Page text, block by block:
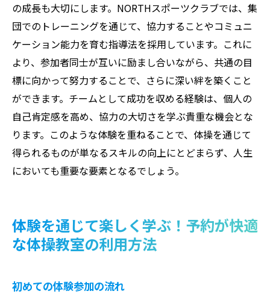
の成長も大切にします。NORTHスポーツクラブでは、集
団でのトレーニングを通じて、協力することやコミュニ
ケーション能力を育む指導法を採用しています。これに
より、参加者同士が互いに励まし合いながら、共通の目
標に向かって努力することで、さらに深い絆を築くこと
ができます。チームとして成功を収める経験は、個人の
自己肯定感を高め、協力の大切さを学ぶ貴重な機会とな
ります。このような体験を重ねることで、体操を通じて
得られるものが単なるスキルの向上にとどまらず、人生
においても重要な要素となるでしょう。
体験を通じて楽しく学ぶ！予約が快適
な体操教室の利用方法
初めての体験参加の流れ